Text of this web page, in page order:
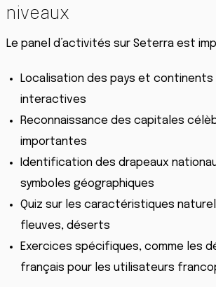
niveaux
Le panel d’activités sur Seterra est
Localisation des pays et
interactives
Reconnaissance des capitales
importantes
Identification des drapeaux
symboles géographiques
Quiz sur les caractéristiques
fleuves, déserts
Exercices spécifiques, comme les
français pour les utilisateurs